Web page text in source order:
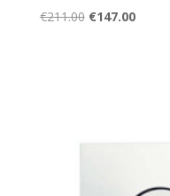
€211.00 Original
€147.00Current